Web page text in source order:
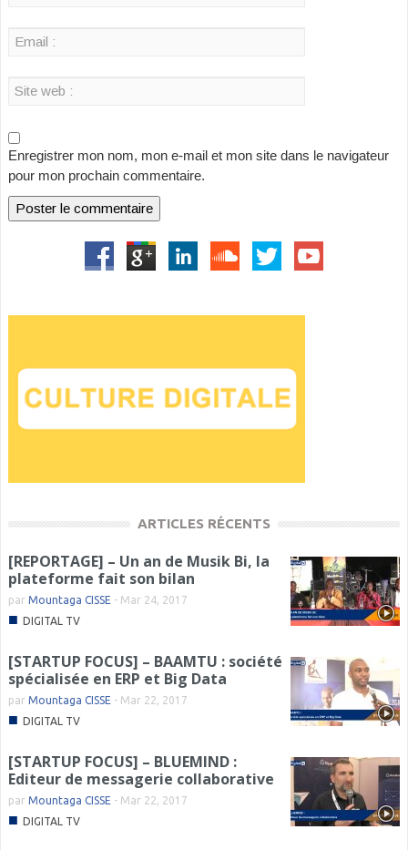
Enregistrer mon nom, mon e-mail et mon site dans le navigateur
pour mon prochain commentaire.
ARTICLES RÉCENTS
[REPORTAGE] – Un an de Musik Bi, la
plateforme fait son bilan
par Mountaga CISSE - Mar 24, 2017
■ DIGITAL TV
[STARTUP FOCUS] – BAAMTU : société
spécialisée en ERP et Big Data
par Mountaga CISSE - Mar 22, 2017
■ DIGITAL TV
[STARTUP FOCUS] – BLUEMIND :
Editeur de messagerie collaborative
par Mountaga CISSE - Mar 22, 2017
■ DIGITAL TV